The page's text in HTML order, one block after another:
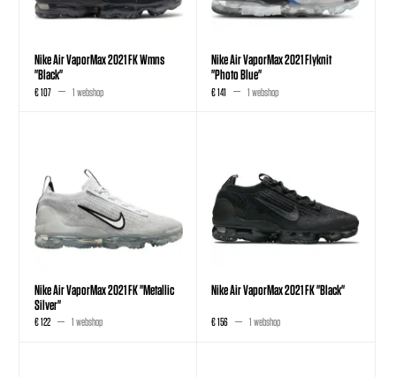
Nike Air VaporMax 2021 FK Wmns
"Black"
€ 107 1 webshop
Nike Air VaporMax 2021 Flyknit
"Photo Blue"
€ 141 1 webshop
Nike Air VaporMax 2021 FK "Metallic
Silver"
€ 122 1 webshop
Nike Air VaporMax 2021 FK "Black"
€ 156 1 webshop